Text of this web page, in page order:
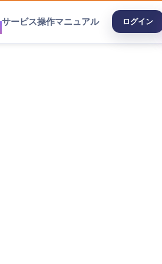
サービス操作マニュアル ログイン